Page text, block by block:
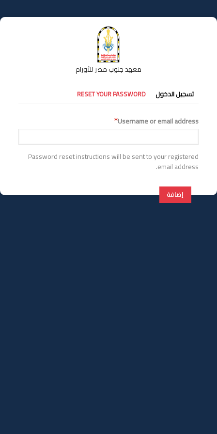
إلى
المحتوى
معهد جنوب مصر للأورام
التبويبات
الأساسية
تسجيل الدخول RESET YOUR PASSWORD
Username or email address
Password reset instructions will be sent to your registered
email address.